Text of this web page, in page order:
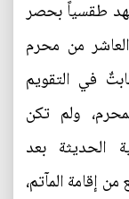
طقسياً بحصر
من محرم
في التقويم
ولم تكن
الحديثة بعد
إقامة المآتم،